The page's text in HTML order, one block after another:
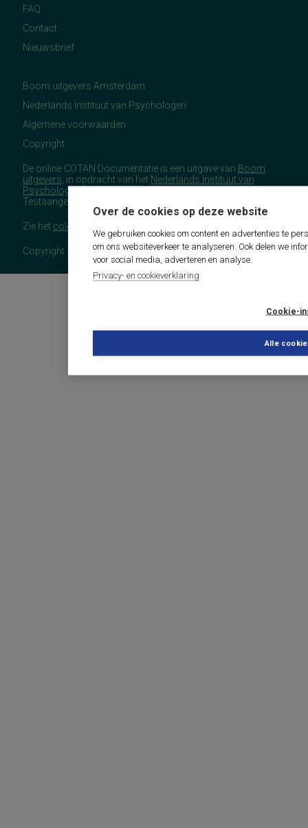
Over de cookies op deze website
We gebruiken cookies om content en advertenties te
om ons websiteverkeer te analyseren. Ook delen we
voor social media, adverteren en analyse.
Privacy- en cookieverklaring
Cookie-
Alle
FAQ
Contact
Nieuwsbrief
Boom uitgevers Amsterdam
Nederlands Instituut van Psychologen
Algemene voorwaarden
Copyright
De online COTAN Documentatie is een uitgave van Boom
uitgevers , in opdracht van het Nederlands Instituut van
Psychologen(NIP), namens de Commissie
Testaangelegenheden Nederland (COTAN).
Zie het colofon
Copyright 2026 - COTAN Documentatie